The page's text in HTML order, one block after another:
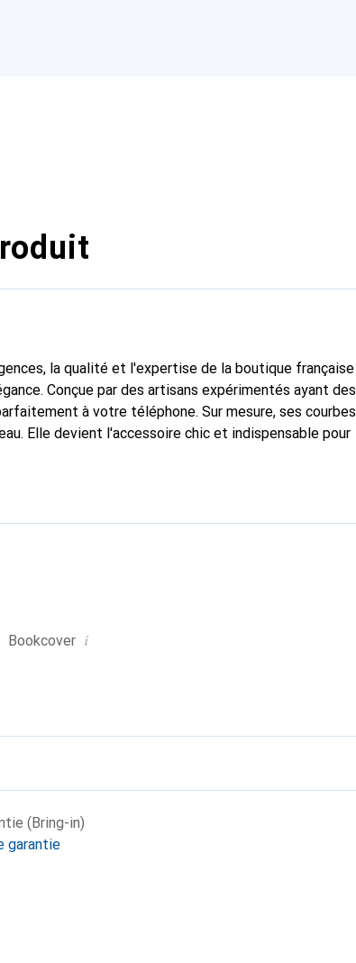
la qualité et l'expertise de la boutique française
Conçue par des artisans expérimentés ayant des
à votre téléphone. Sur mesure, ses courbes
Elle devient l'accessoire chic et indispensable pour
Bookcover i
(Bring-in)
garantie